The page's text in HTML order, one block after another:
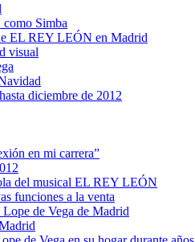
Simba
EL REY LEÓN en Madrid
visual
diciembre de 2012
en mi carrera”
del musical EL REY LEÓN
funciones a la venta
de Vega de Madrid